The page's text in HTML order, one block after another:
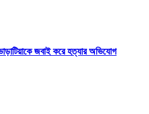
জবাই করে হত্যার অভিযোগ